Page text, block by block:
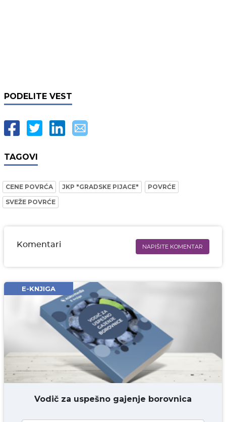
PODELITE VEST
TAGOVI
CENE POVRĆA JKP "GRADSKE PIJACE"
POVRĆE
SVEŽE POVRĆE
Komentari NAPIŠITE KOMENTAR
Email* obavezno
Komentar* obavezno
DODAJ KOMENTAR
E-KNJIGA
Vodič za uspešno gajenje borovnica